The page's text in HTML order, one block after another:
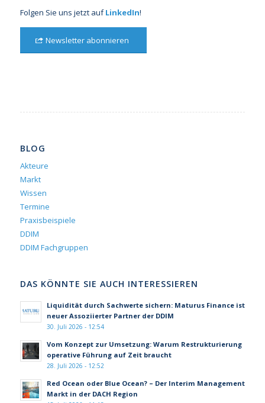
Folgen Sie uns jetzt aufLinkedIn!
Newsletter abonnieren
BLOG
Akteure
Markt
Wissen
Termine
Praxisbeispiele
DDIM
DDIM Fachgruppen
DAS KÖNNTE SIE AUCH INTERESSIEREN
Liquidität durch Sachwerte sichern: Maturus Finance ist
neuer Assoziierter Partner der DDIM
30. Juli 2026 - 12:54
Vom Konzept zur Umsetzung: Warum Restrukturierung
operative Führung auf Zeit braucht
28. Juli 2026 - 12:52
Red Ocean oder Blue Ocean? – Der Interim Management
Markt in der DACH Region